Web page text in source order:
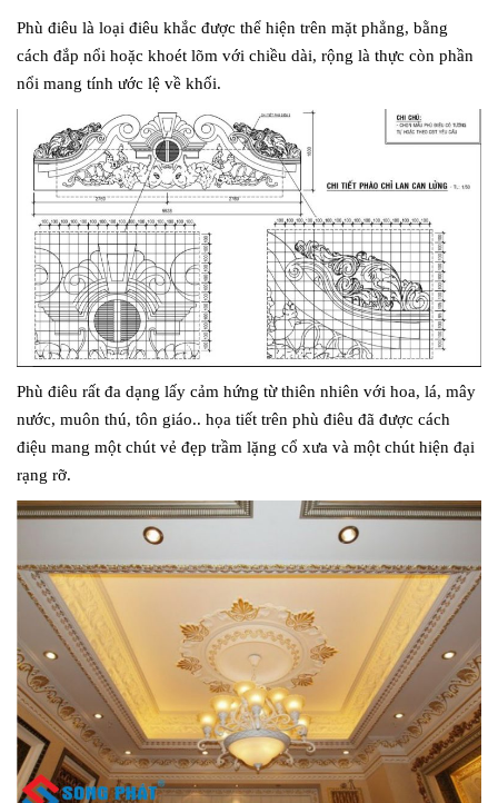
Phù điêu là loại điêu khắc được thể hiện trên mặt phẳng, bằng
cách đắp nổi hoặc khoét lõm với chiều dài, rộng là thực còn phần
nổi mang tính ước lệ về khối.
Phù điêu rất đa dạng lấy cảm hứng từ thiên nhiên với hoa, lá, mây
nước, muôn thú, tôn giáo.. họa tiết trên phù điêu đã được cách
điệu mang một chút vẻ đẹp trầm lặng cổ xưa và một chút hiện đại
rạng rỡ.